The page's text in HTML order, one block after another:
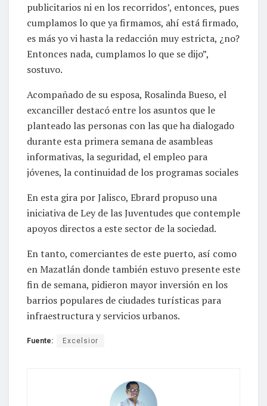
publicitarios ni en los recorridos’, entonces, pues
cumplamos lo que ya firmamos, ahí está firmado,
es más yo vi hasta la redacción muy estricta, ¿no?
Entonces nada, cumplamos lo que se dijo”,
sostuvo.
Acompañado de su esposa, Rosalinda Bueso, el
excanciller destacó entre los asuntos que le
planteado las personas con las que ha dialogado
durante esta primera semana de asambleas
informativas, la seguridad, el empleo para
jóvenes, la continuidad de los programas sociales
En esta gira por Jalisco, Ebrard propuso una
iniciativa de Ley de las Juventudes que contemple
apoyos directos a este sector de la sociedad.
En tanto, comerciantes de este puerto, así como
en Mazatlán donde también estuvo presente este
fin de semana, pidieron mayor inversión en los
barrios populares de ciudades turísticas para
infraestructura y servicios urbanos.
Fuente: Excelsior